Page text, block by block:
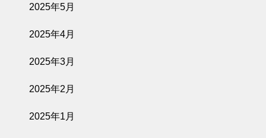
2025年5月
2025年4月
2025年3月
2025年2月
2025年1月